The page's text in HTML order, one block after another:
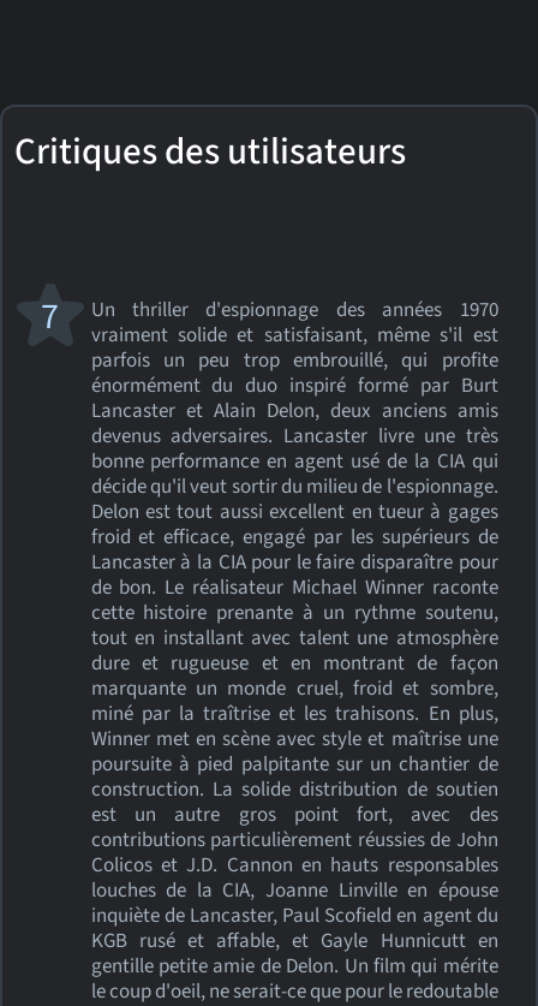
Critiques des utilisateurs
Un thriller d'espionnage des années 1970
vraiment solide et satisfaisant, même s'il est
parfois un peu trop embrouillé, qui profite
énormément du duo inspiré formé par Burt
Lancaster et Alain Delon, deux anciens amis
devenus adversaires. Lancaster livre une très
bonne performance en agent usé de la CIA qui
décide qu'il veut sortir du milieu de l'espionnage.
Delon est tout aussi excellent en tueur à gages
froid et efficace, engagé par les supérieurs de
Lancaster à la CIA pour le faire disparaître pour
de bon. Le réalisateur Michael Winner raconte
cette histoire prenante à un rythme soutenu,
tout en installant avec talent une atmosphère
dure et rugueuse et en montrant de façon
marquante un monde cruel, froid et sombre,
miné par la traîtrise et les trahisons. En plus,
Winner met en scène avec style et maîtrise une
poursuite à pied palpitante sur un chantier de
construction. La solide distribution de soutien
est un autre gros point fort, avec des
contributions particulièrement réussies de John
Colicos et J.D. Cannon en hauts responsables
louches de la CIA, Joanne Linville en épouse
inquiète de Lancaster, Paul Scofield en agent du
KGB rusé et affable, et Gayle Hunnicutt en
gentille petite amie de Delon. Un film qui mérite
le coup d'oeil, ne serait-ce que pour le redoutable
7